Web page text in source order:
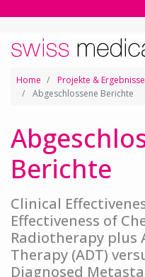
Home Projekte & Ergebnisse
Abgeschlossene Berichte
Berichte
Clinical
Effectiveness of
Radiotherapy plus
Therapy (ADT)
Diagnosed